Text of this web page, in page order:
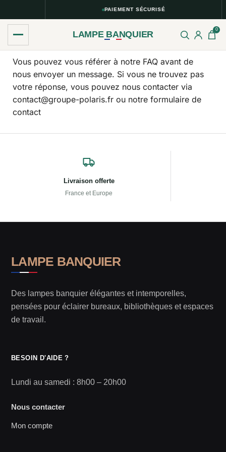
PAIEMENT SÉCURISÉ
LAMPE BANQUIER 0
Vous pouvez vous référer à notre FAQ avant de
nous envoyer un message. Si vous ne trouvez pas
votre réponse, vous pouvez nous contacter via
contact@groupe-polaris.fr ou notre formulaire de
contact
Livraison offerte
France et Europe
LAMPE BANQUIER
Des lampes banquier élégantes et intemporelles,
pensées pour éclairer bureaux, bibliothèques et espaces
de travail.
BESOIN D'AIDE ?
Lundi au samedi : 8h00 – 20h00
Nous contacter
Mon compte